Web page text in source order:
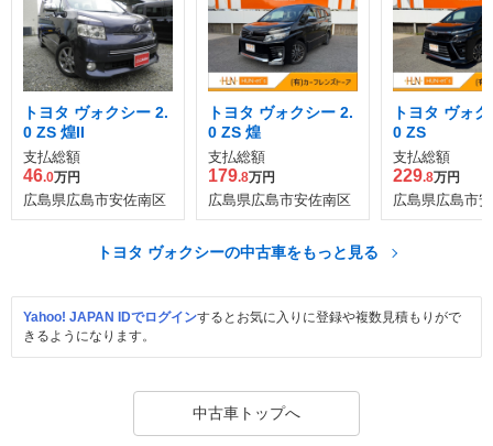
トヨタ ヴォクシー 2.
0 ZS 煌II
支払総額
46.0万円
広島県広島市安佐南区
トヨタ ヴォクシー 2.
0 ZS 煌
支払総額
179.8万円
広島県広島市安佐南区
トヨタ ヴォ
0 ZS
支払総額
229.8万円
広島県広島市
トヨタ ヴォクシーの中古車をもっと見る
Yahoo! JAPAN IDでログインするとお気に入りに登録や複数見積もりがで
きるようになります。
中古車トップへ